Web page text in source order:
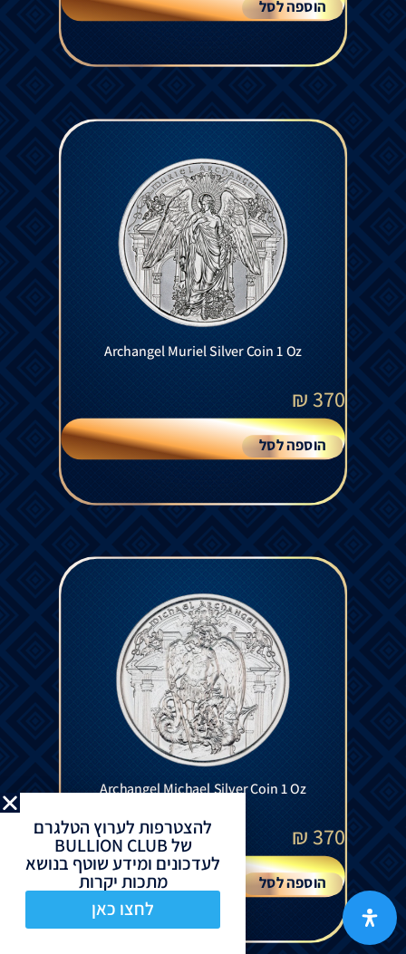
הוספה לסל
Archangel Muriel Silver Coin 1 Oz
370
₪
הוספה לסל
Archangel Michael Silver Coin 1 Oz
370
₪
הוספה לסל
להצטרפות לערוץ הטלגרם
של BULLION CLUB
לעדכונים ומידע שוטף בנושא
מתכות יקרות
לחצו כאן